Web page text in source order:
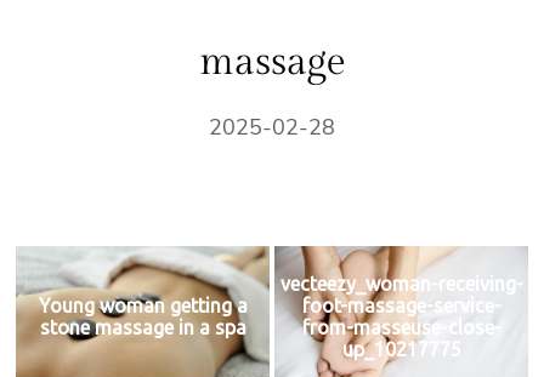
massage
2025-02-28
Young woman getting a
stone massage in a spa
vecteezy_woman-receiving-
foot-massage-service-
from-masseuse-close-
up_10217775